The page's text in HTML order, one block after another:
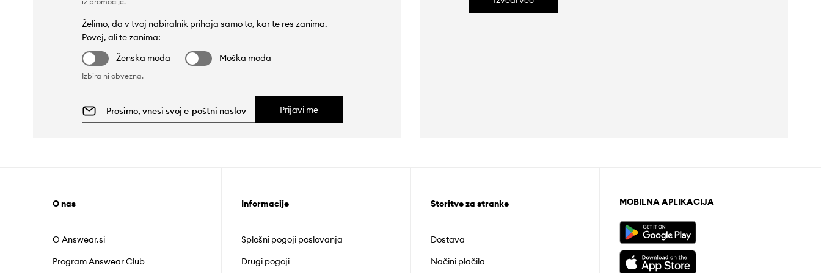
Želimo, da v tvoj nabiralnik prihaja samo to, kar te res zanima.
Povej, ali te zanima:
Ženska moda
Moška moda
Izbira ni obvezna.
Prijavi me
O nas
O Answear.si
Program Answear Club
Informacije
Splošni pogoji poslovanja
Drugi pogoji
Storitve za stranke
Dostava
Načini plačila
MOBILNA APLIKACIJA